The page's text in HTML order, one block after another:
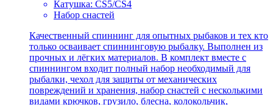
Катушка: CS5/CS4
Набор снастей
Качественный спиннинг для опытных рыбаков и тех кто
только осваивает спиннинговую рыбалку. Выполнен из
прочных и лёгких материалов. В комплект вместе с
спиннингом входит полный набор необходимый для
рыбалки, чехол для защиты от механических
повреждений и хранения, набор снастей с несколькими
видами крючков, грузило, блесна, колокольчик,